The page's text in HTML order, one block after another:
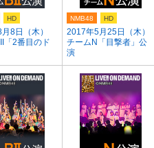
8日（木）
「2番目のド
HD
2017年5月25日（木）
チームN「目撃者」公
演
NMB48 HD